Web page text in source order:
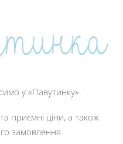
у «Павутинку».
приємні ціни, а також
замовлення.